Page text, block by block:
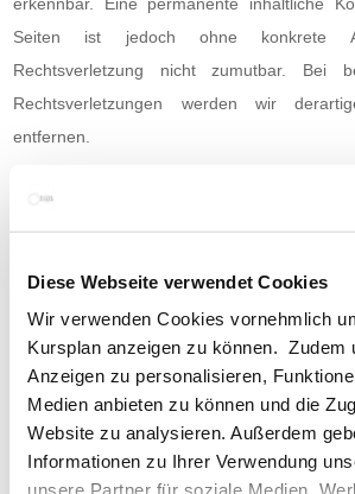
Diese Webseite verwendet Cookies
Wir verwenden Cookies vornehmlich
Kursplan anzeigen zu können. Zudem
Anzeigen zu personalisieren,
Medien anbieten zu können und die
Website zu analysieren. Außerdem
Informationen zu Ihrer Verwendung
unsere Partner für soziale Medien,
Seiten ist jedoch ohne konkrete
Rechtsverletzung nicht zumutbar. Bei
Rechtsverletzungen werden wir
entfernen.
Streitbeilegung(OS-Plattform) bereit. Ich bin
an einer Verbraucherschlichtung
Urheberrecht
Die durch die Seitenbetreiber erstellten
diesen Seiten unterliegen dem deutschen
Dritter sind als solche gekennzeichnet.